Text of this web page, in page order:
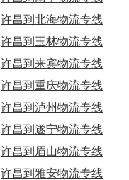
许昌到北海物流专线
许昌到玉林物流专线
许昌到来宾物流专线
许昌到重庆物流专线
许昌到泸州物流专线
许昌到遂宁物流专线
许昌到眉山物流专线
许昌到雅安物流专线